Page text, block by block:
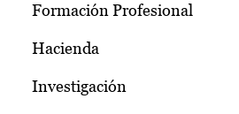
Formación Profesional
Hacienda
Investigación